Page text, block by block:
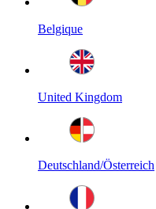
Belgique
United Kingdom
Deutschland/Österreich